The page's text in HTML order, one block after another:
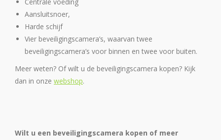
Aansluitsnoer,
Harde schijf
Vier beveiligingscamera’s, waarvan twee
beveiligingscamera’s voor binnen en twee voor buiten.
Meer weten? Of wilt u de beveiligingscamera kopen? Kijk
dan in onze webshop.
Wilt u een beveiligingscamera kopen of meer